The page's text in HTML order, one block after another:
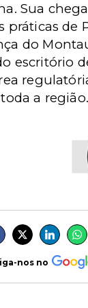
Sua
práticas de
do
escritório
a região.
nos no